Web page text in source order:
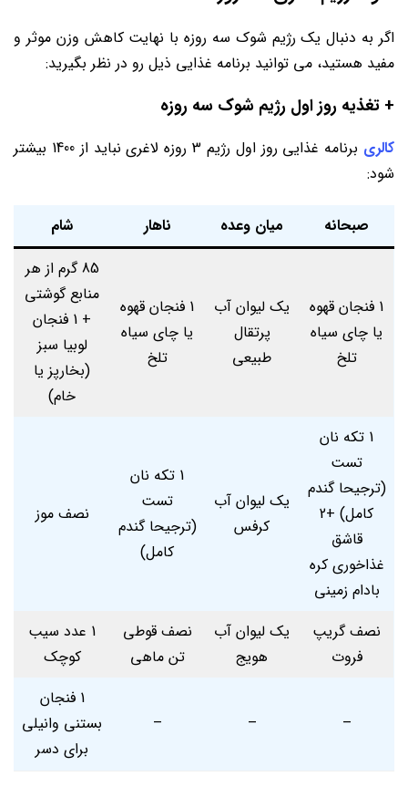
اگر به دنبال یک رژیم شوک سه روزه با نهایت کاهش وزن موثر و
مفید هستید، می توانید برنامه غذایی ذیل رو در نظر بگیرید:
+ تغذیه روز اول رژیم شوک سه روزه
کالری
برنامه غذایی روز اول رژیم 3 روزه لاغری نباید از 1400 بیشتر
شود:
صبحانه میان وعده ناهار شام
1 فنجان قهوه
یا چای سیاه
تلخ
یک لیوان آب
پرتقال
طبیعی
1 فنجان قهوه
یا چای سیاه
تلخ
85 گرم از هر
منابع گوشتی
+ 1 فنجان
لوبیا سبز
(بخارپز یا
خام)
1 تکه نان
تست
(ترجیحا گندم
کامل) +2
قاشق
غذاخوری کره
بادام ‌زمینی
یک لیوان آب
کرفس
1 تکه نان
تست
(ترجیحا گندم
کامل)
نصف موز
نصف گریپ
‌فروت
یک لیوان آب
هویج
نصف قوطی
تن‌ ماهی
1 عدد سیب
کوچک
–
–
–
1 فنجان
بستنی وانیلی
برای دسر